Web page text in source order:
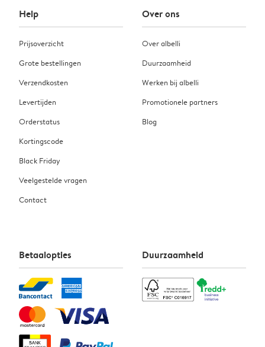
Help
Prijsoverzicht
Grote bestellingen
Verzendkosten
Levertijden
Orderstatus
Kortingscode
Black Friday
Veelgestelde vragen
Contact
Over ons
Over albelli
Duurzaamheid
Werken bij albelli
Promotionele partners
Blog
Betaalopties Duurzaamheid